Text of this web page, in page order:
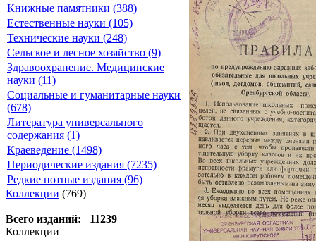
Книжные памятники (388)
Естественные науки (105)
Технические науки (248)
Сельское и лесное хозяйство (9)
Здравоохранение. Медицинские
науки (11)
Социальные и гуманитарные науки
(678)
Литература универсального
содержания (1)
Краеведение (1498)
Периодические издания (7235)
Редкие нотные издания (96)
Коллекции (769)
Всего изданий: 11239
Коллекции